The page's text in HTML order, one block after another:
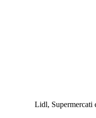
Lidl, Supermercati